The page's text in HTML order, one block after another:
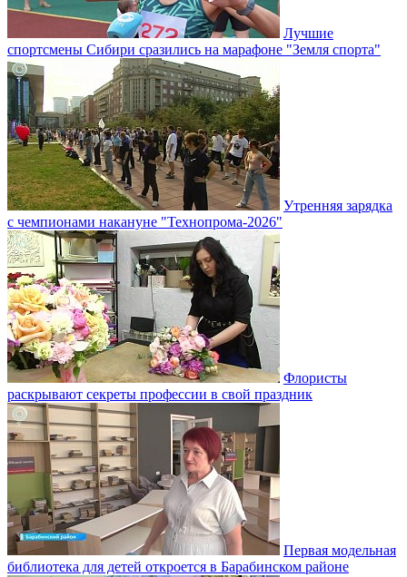
Лучшие
спортсмены Сибири сразились на марафоне "Земля спорта"
Утренняя зарядка
с чемпионами накануне "Технопрома-2026"
Флористы
раскрывают секреты профессии в свой праздник
Первая модельная
библиотека для детей откроется в Барабинском районе